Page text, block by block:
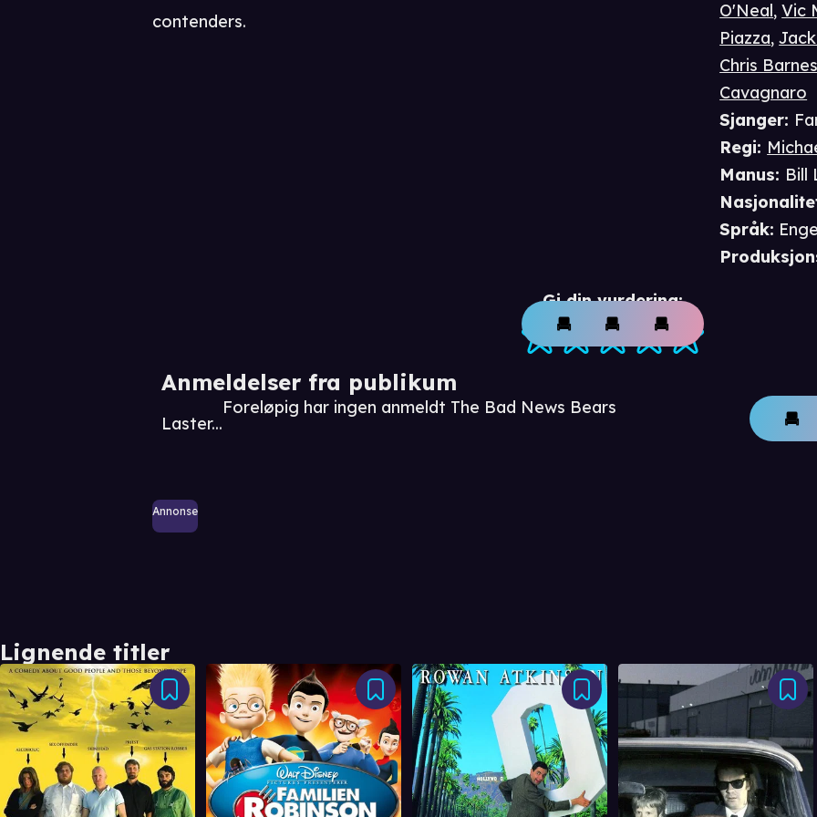
Gi din vurdering:
Anmeldelser fra publikum
Laster...
Foreløpig har ingen anmeldt The Bad News Bears
Annonse
O'Neal,Vic
Piazza,
Chris
Cavagnaro
Sjanger:
Regi:
Manus: Bill
Språk:
contenders.
Lignende titler